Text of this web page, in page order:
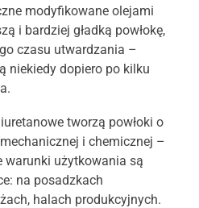
modyfikowane olejami
i bardziej gładką powłokę,
czasu utwardzania –
niekiedy dopiero po kilku
tworzą powłoki o
i chemicznej –
warunki użytkowania są
na posadzkach
halach produkcyjnych.